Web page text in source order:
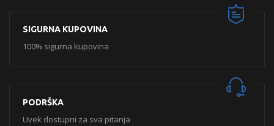
SIGURNA KUPOVINA
100% sigurna kupovina
PODRŠKA
Uvek dostupni za sva pitanja